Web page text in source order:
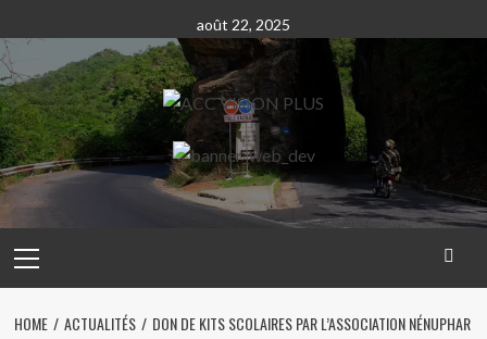
to
content
août 22, 2025
Menu
HOME ACTUALITÉS
DON DE KITS SCOLAIRES PAR L’ASSOCIATION NÉNUPHAR